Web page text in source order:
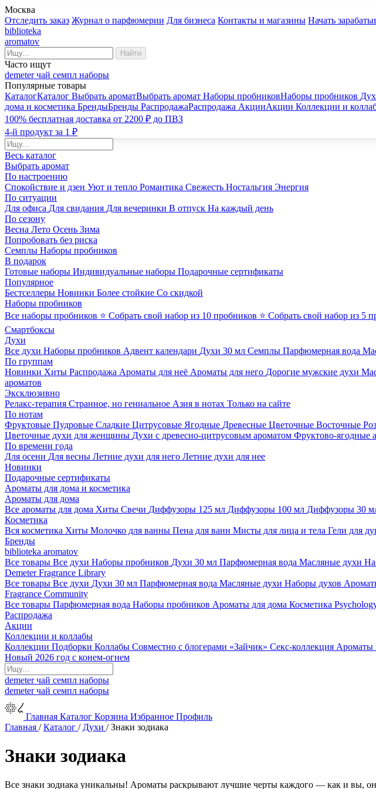
Москва
Отследить заказ Журнал о парфюмерии Для бизнеса Контакты и магазины Начать
biblioteka
aromatov
Найти
Часто ищут
demeterчай семпл наборы
Популярные товары
КаталогКаталог Выбрать ароматВыбрать аромат Наборы пробниковНаборы пробников
дома и косметика БрендыБренды РаспродажаРаспродажа АкцииАкции Коллекции и
100% бесплатная доставка от 2200 ₽ до ПВЗ
4-й продукт за 1 ₽
Весь каталог
Выбрать аромат
По настроению
Спокойствие и дзен Уют и тепло Романтика Свежесть Ностальгия Энергия
По ситуации
Для офиса Для свидания Для вечеринки В отпуск На каждый день
По сезону
Весна Лето Осень Зима
Попробовать без риска
Семплы Наборы пробников
В подарок
Готовые наборы Индивидуальные наборы Подарочные сертификаты
Популярное
Бестселлеры Новинки Более стойкие Со скидкой
Наборы пробников
Все наборы пробников ⭐ Собрать свой набор из 10 пробников ⭐ Собрать свой набор из 5
Смартбоксы
Духи
Все духи Наборы пробников Адвент календари Духи 30 мл Семплы Парфюмерная вода
По группам
Новинки Хиты Распродажа Ароматы для неё Ароматы для него Дорогие мужские духи
ароматов
Эксклюзивно
Релакс-терапия Странное, но гениальное Азия в нотах Только на сайте
По нотам
Фруктовые Пудровые Сладкие Цитрусовые Ягодные Древесные Цветочные Восточные
Цветочные духи для женщины Духи с древесно-цитрусовым ароматом Фруктово-ягодные
По времени года
Для осени Для весны Летние духи для него Летние духи для нее
Новинки
Подарочные сертификаты
Ароматы для дома и косметика
Ароматы для дома
Все ароматы для дома Хиты Свечи Диффузоры 125 мл Диффузоры 100 мл Диффузоры 30
Косметика
Вся косметика Хиты Молочко для ванны Пена для ванн Мисты для лица и тела Гели для
Бренды
biblioteka aromatov
Все товары Все духи Наборы пробников Духи 30 мл Парфюмерная вода Масляные духи
Demeter Fragrance Library
Все товары Все духи Духи 30 мл Парфюмерная вода Масляные духи Наборы духов
Fragrance Community
Все товары Парфюмерная вода Наборы пробников Ароматы для дома Косметика
Распродажа
Акции
Коллекции и коллабы
Коллекции Подборки Коллабы Совместно с блогерами «Зайчик» Секс-коллекция Ароматы
Новый 2026 год с конем-огнем
demeterчай семпл наборы
demeterчай семпл наборы
Главная Каталог Корзина Избранное Профиль
Главная /Каталог / Духи /Знаки зодиака
Знаки зодиака
Все знаки зодиака уникальны! Ароматы раскрывают лучшие черты каждого — как и вы,